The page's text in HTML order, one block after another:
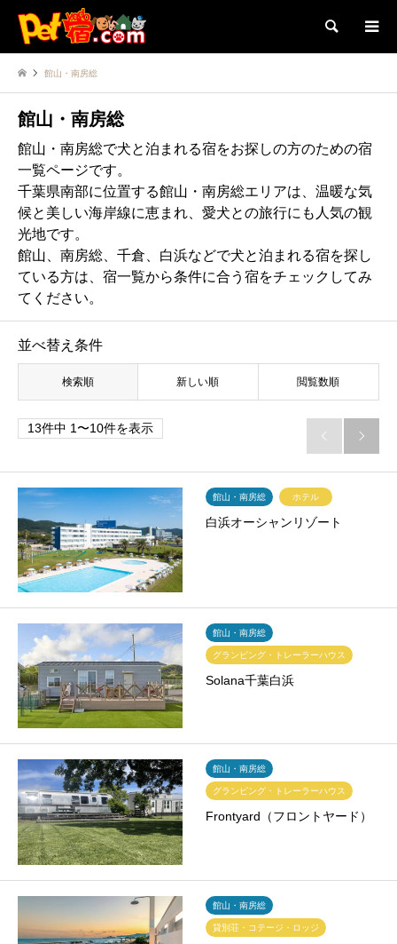
検索
館山・南房総
館山・南房総
館山・南房総で犬と泊まれる宿をお探しの方のための宿
一覧ページです。
千葉県南部に位置する館山・南房総エリアは、温暖な気
候と美しい海岸線に恵まれ、愛犬との旅行にも人気の観
光地です。
館山、南房総、千倉、白浜などで犬と泊まれる宿を探し
ている方は、宿一覧から条件に合う宿をチェックしてみ
てください。
並べ替え条件
検索順 新しい順 閲覧数順
13件中 1〜10件を表示
 
館山・南房総 ホテル
白浜オーシャンリゾート
館山・南房総
グランピング・トレーラーハウス
Solana千葉白浜
館山・南房総
グランピング・トレーラーハウス
Frontyard（フロントヤード）
館山・南房総
貸別荘・コテージ・ロッジ